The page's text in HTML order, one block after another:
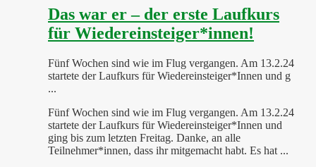
Das war er – der erste Laufkurs
für Wiedereinsteiger*innen!
Fünf Wochen sind wie im Flug vergangen. Am 13.2.24
startete der Laufkurs für Wiedereinsteiger*Innen und g
...
Fünf Wochen sind wie im Flug vergangen. Am 13.2.24
startete der Laufkurs für Wiedereinsteiger*Innen und
ging bis zum letzten Freitag. Danke, an alle
Teilnehmer*innen, dass ihr mitgemacht habt. Es hat ...